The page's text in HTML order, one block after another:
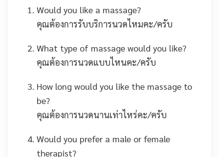
Would you like a massage?
คุณต้องการรับบริการนวดไหมคะ/ครับ
What type of massage would you like?
คุณต้องการนวดแบบไหนคะ/ครับ
How long would you like the massage to
be?
คุณต้องการนวดนานเท่าไหร่คะ/ครับ
Would you prefer a male or female
therapist?